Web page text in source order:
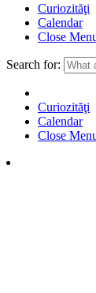
Curiozităţi
Calendar
Close
Search for:
Curiozităţi
Calendar
Close